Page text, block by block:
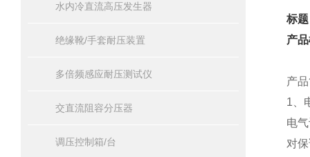
水内冷直流高压发生器
绝缘靴/手套耐压装置
多倍频感应耐压测试仪
交直流阻容分压器
调压控制箱/台
标
产
产
1
电
对